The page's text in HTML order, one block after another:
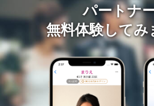
パートナ
無料体験してみ